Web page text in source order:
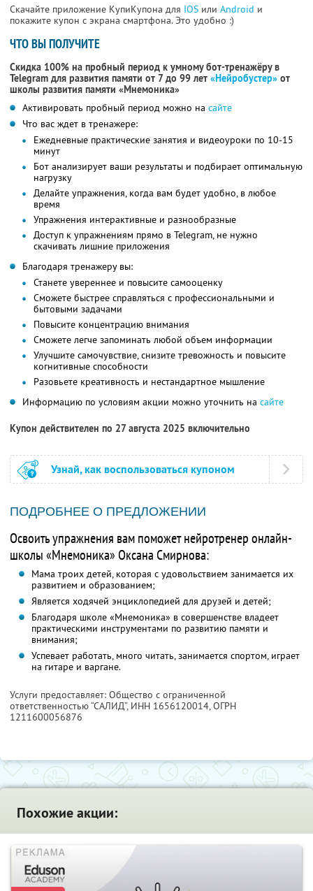
Скачайте приложение КупиКупона для IOS или Android и
покажите купон с экрана смартфона. Это удобно :)
ЧТО ВЫ ПОЛУЧИТЕ
Скидка 100% на пробный период к умному бот-тренажёру в
Telegram для развития памяти от 7 до 99 лет «Нейробустер» от
школы развития памяти «Мнемоника»
Активировать пробный период можно на сайте
Что вас ждет в тренажере:
Ежедневные практические занятия и видеоуроки по 10-15
минут
Бот анализирует ваши результаты и подбирает оптимальную
нагрузку
Делайте упражнения, когда вам будет удобно, в любое
время
Упражнения интерактивные и разнообразные
Доступ к упражнениям прямо в Telegram, не нужно
скачивать лишние приложения
Благодаря тренажеру вы:
Станете увереннее и повысите самооценку
Сможете быстрее справляться с профессиональными и
бытовыми задачами
Повысите концентрацию внимания
Сможете легче запоминать любой объем информации
Улучшите самочувствие, снизите тревожность и повысите
когнитивные способности
Разовьете креативность и нестандартное мышление
Информацию по условиям акции можно уточнить на сайте
Купон действителен по 27 августа 2025 включительно
Узнай, как воспользоваться купоном
ПОДРОБНЕЕ О ПРЕДЛОЖЕНИИ
Освоить упражнения вам поможет нейротренер онлайн-
школы «Мнемоника» Оксана Смирнова:
Мама троих детей, которая с удовольствием занимается их
развитием и образованием;
Является ходячей энциклопедией для друзей и детей;
Благодаря школе «Мнемоника» в совершенстве владеет
практическими инструментами по развитию памяти и
внимания;
Успевает работать, много читать, занимается спортом, играет
на гитаре и варгане.
Услуги предоставляет: Общество с ограниченной
ответственностью “САЛИД”, ИНН 1656120014, ОГРН
1211600056876
Похожие акции: